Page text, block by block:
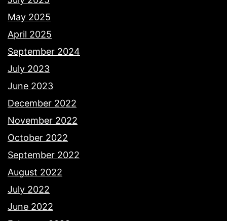
May 2025
April 2025
September 2024
July 2023
June 2023
December 2022
November 2022
October 2022
September 2022
August 2022
July 2022
June 2022